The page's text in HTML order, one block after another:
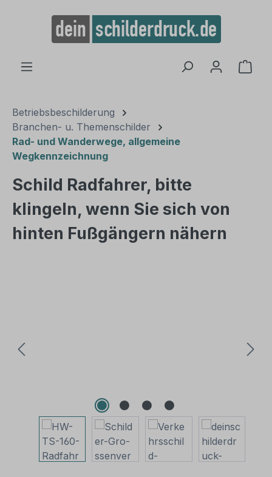
springen
Betriebsbeschilderung
Branchen- u. Themenschilder
Rad- und Wanderwege, allgemeine
Wegkennzeichnung
Schild Radfahrer, bitte
klingeln, wenn Sie sich von
hinten Fußgängern nähern